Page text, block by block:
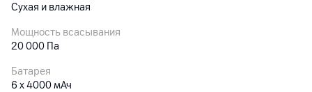
Сухая и влажная
Мощность всасывания
20 000 Па
Батарея
6 х 4000 мАч